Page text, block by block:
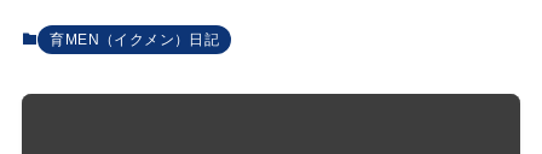
育MEN（イクメン）日記